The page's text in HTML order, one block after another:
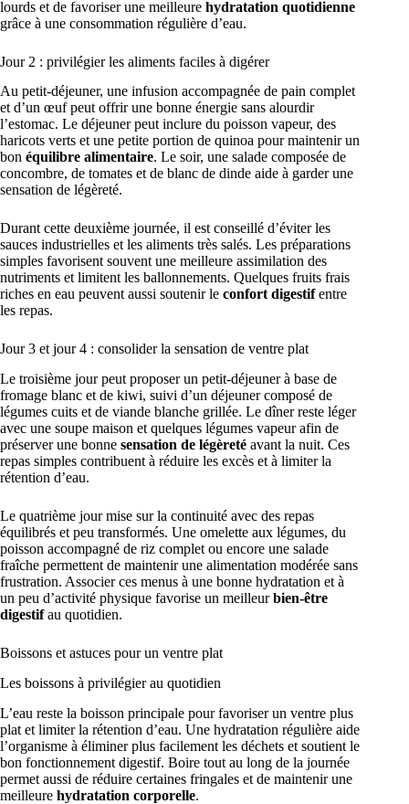
lourds et de favoriser une meilleure hydratation quotidienne
grâce à une consommation régulière d’eau.
Jour 2 : privilégier les aliments faciles à digérer
Au petit-déjeuner, une infusion accompagnée de pain complet
et d’un œuf peut offrir une bonne énergie sans alourdir
l’estomac. Le déjeuner peut inclure du poisson vapeur, des
haricots verts et une petite portion de quinoa pour maintenir un
bon équilibre alimentaire. Le soir, une salade composée de
concombre, de tomates et de blanc de dinde aide à garder une
sensation de légèreté.
Durant cette deuxième journée, il est conseillé d’éviter les
sauces industrielles et les aliments très salés. Les préparations
simples favorisent souvent une meilleure assimilation des
nutriments et limitent les ballonnements. Quelques fruits frais
riches en eau peuvent aussi soutenir le confort digestifentre
les repas.
Jour 3 et jour 4 : consolider la sensation de ventre plat
Le troisième jour peut proposer un petit-déjeuner à base de
fromage blanc et de kiwi, suivi d’un déjeuner composé de
légumes cuits et de viande blanche grillée. Le dîner reste léger
avec une soupe maison et quelques légumes vapeur afin de
préserver une bonne sensation de légèreté avant la nuit. Ces
repas simples contribuent à réduire les excès et à limiter la
rétention d’eau.
Le quatrième jour mise sur la continuité avec des repas
équilibrés et peu transformés. Une omelette aux légumes, du
poisson accompagné de riz complet ou encore une salade
fraîche permettent de maintenir une alimentation modérée sans
frustration. Associer ces menus à une bonne hydratation et à
un peu d’activité physique favorise un meilleurbien-être
digestifau quotidien.
Boissons et astuces pour un ventre plat
Les boissons à privilégier au quotidien
L’eau reste la boisson principale pour favoriser un ventre plus
plat et limiter la rétention d’eau. Une hydratation régulière aide
l’organisme à éliminer plus facilement les déchets et soutient le
bon fonctionnement digestif. Boire tout au long de la journée
permet aussi de réduire certaines fringales et de maintenir une
meilleure hydratation corporelle.